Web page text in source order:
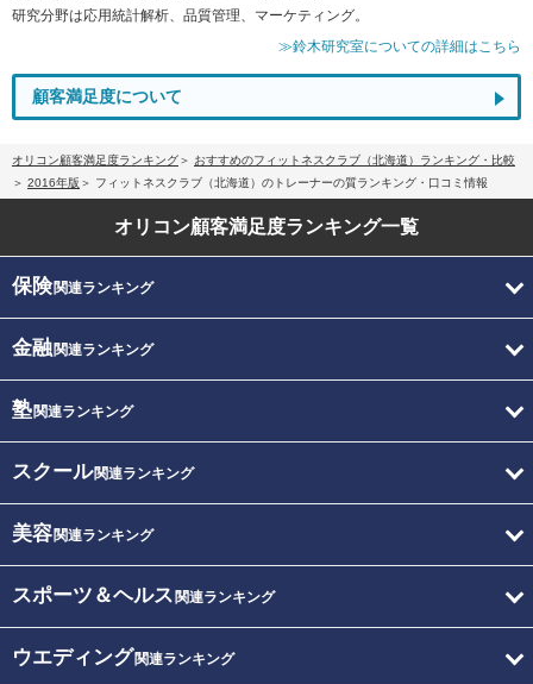
研究分野は応用統計解析、品質管理、マーケティング。
≫鈴木研究室についての詳細はこちら
顧客満足度について
オリコン顧客満足度ランキング
おすすめのフィットネスクラブ（北海道）ランキング・比較
2016年版
フィットネスクラブ（北海道）のトレーナーの質ランキング・口コミ情報
オリコン顧客満足度ランキング一覧
保険関連ランキング
金融関連ランキング
塾関連ランキング
スクール関連ランキング
美容関連ランキング
スポーツ＆ヘルス 関連ランキング
ウエディング関連ランキング